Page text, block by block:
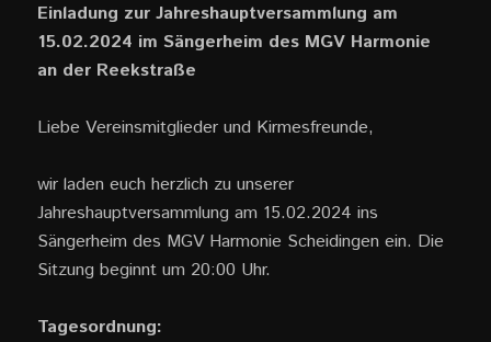
Einladung zur Jahreshauptversammlung am
15.02.2024 im Sängerheim des MGV Harmonie
an der Reekstraße
Liebe Vereinsmitglieder und Kirmesfreunde,
wir laden euch herzlich zu unserer
Jahreshauptversammlung am 15.02.2024 ins
Sängerheim des MGV Harmonie Scheidingen ein. Die
Sitzung beginnt um 20:00 Uhr.
Tagesordnung: